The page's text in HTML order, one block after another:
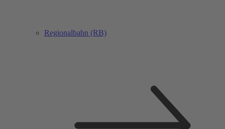
Regionalbahn (RB)